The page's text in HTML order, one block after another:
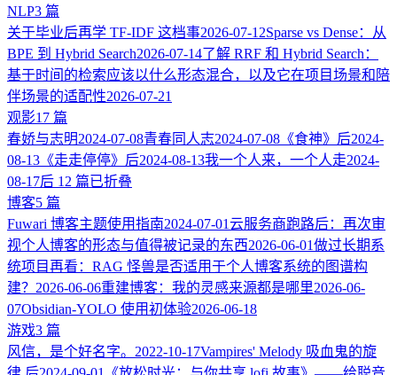
NLP3 篇
关于毕业后再学 TF-IDF 这档事2026-07-12Sparse vs Dense：从
BPE 到 Hybrid Search2026-07-14了解 RRF 和 Hybrid Search：
基于时间的检索应该以什么形态混合，以及它在项目场景和陪
伴场景的适配性2026-07-21
观影17 篇
春娇与志明2024-07-08青春同人志2024-07-08 《食神》后2024-
08-13 《走走停停》后2024-08-13我一个人来，一个人走2024-
08-17后 12 篇已折叠
博客5 篇
Fuwari 博客主题使用指南2024-07-01云服务商跑路后：再次审
视个人博客的形态与值得被记录的东西2026-06-01做过长期系
统项目再看：RAG 怪兽是否适用于个人博客系统的图谱构
建？ 2026-06-06重建博客：我的灵感来源都是哪里2026-06-
07Obsidian-YOLO 使用初体验2026-06-18
游戏3 篇
风信，是个好名字。 2022-10-17Vampires' Melody 吸血鬼的旋